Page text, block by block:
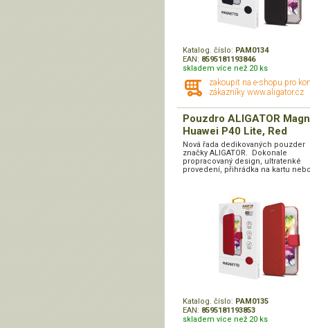
Katalog. číslo: PAM0134
EAN: 8595181193846
skladem více než 20 ks
zakoupit na e-shopu pro
zákazníky www.aligator.cz
Pouzdro ALIGATOR
Huawei P40 Lite, Red
Nová řada dedikovaných pouzder
značky ALIGATOR. Dokonale
propracovaný design, ultratenké
provedení, přihrádka na kartu
Katalog. číslo: PAM0135
EAN: 8595181193853
skladem více než 20 ks